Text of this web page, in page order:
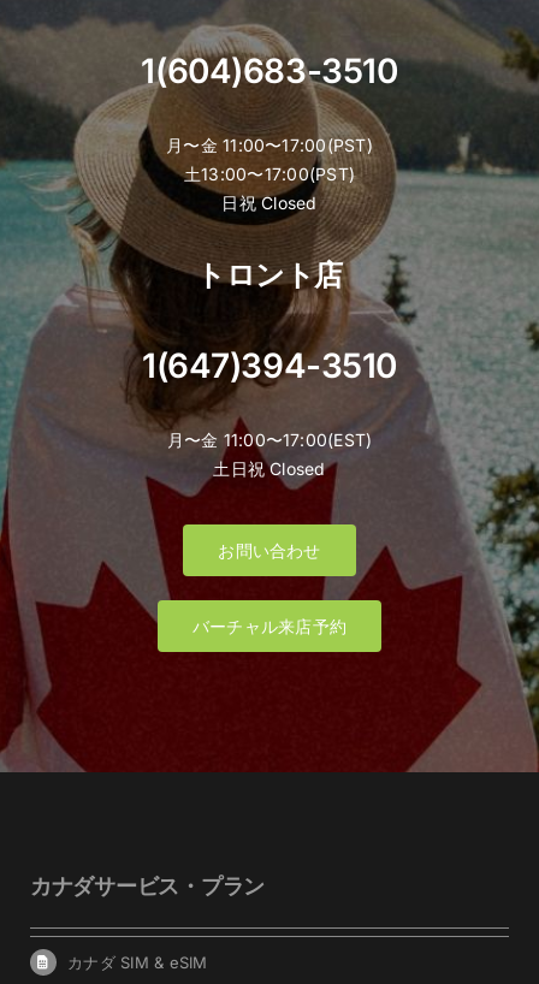
1(604)683-3510
月〜金 11:00〜17:00(PST)
土13:00〜17:00(PST)
日祝 Closed
トロント店
1(647)394-3510
月〜金 11:00〜17:00(EST)
土日祝 Closed
お問い合わせ
バーチャル来店予約
カナダサービス・プラン
カナダ SIM & eSIM